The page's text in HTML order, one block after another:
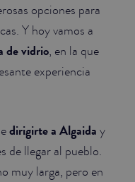
opciones para
Y hoy vamos a
de vidrio, en la que
experiencia
dirigirte a Algaida y
de llegar al pueblo.
muy larga, pero en